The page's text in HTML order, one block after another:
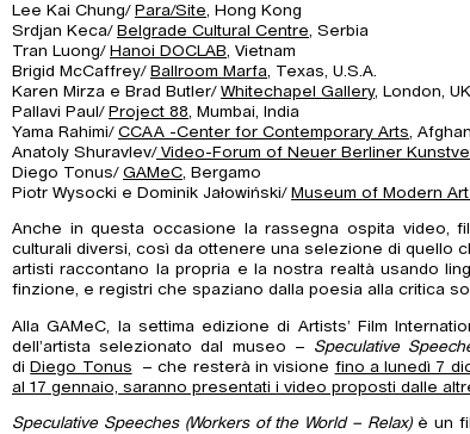
Lee Kai Chung/ Para/Site , Hong Kong
Srdjan Keca/ Belgrade Cultural Centre , Serbia
Tran Luong/ Hanoi DOCLAB , Vietnam
Brigid McCaffrey/ Ballroom Marfa , Texas, U.S.A.
Karen Mirza e Brad Butler/ Whitechapel Gallery, London, UK
Pallavi Paul/ Project 88 , Mumbai, India
Yama Rahimi/ CCAA -Center for Contemporary Arts ,
Anatoly Shuravlev/Video-Forum of Neuer Berliner
Diego Tonus/ GAMeC , Bergamo
Piotr Wysocki e Dominik Jałowiński/ Museum of Modern
Anche in questa occasione la rassegna ospita video,
culturali diversi, così da ottenere una selezione di quello
artisti raccontano la propria e la nostra realtà usando
finzione, e registri che spaziano dalla poesia alla critica
Alla GAMeC, la settima edizione di Artists’ Film
dell’artista selezionato dal museo – Speculative
diDiego Tonus – che resterà in visione fino a lunedì 7
al 17 gennaio, saranno presentati i video proposti dalle
Speculative Speeches (Workers of the World – Relax)è un